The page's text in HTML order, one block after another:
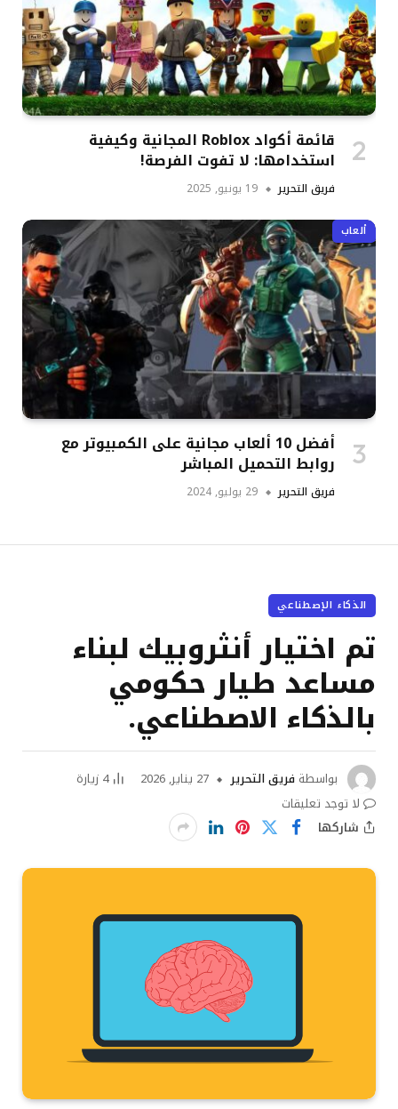
قائمة أكواد Roblox المجانية وكيفية
استخدامها: لا تفوت الفرصة!
فريق التحرير 19 يونيو, 2025
ألعاب
أفضل 10 ألعاب مجانية على الكمبيوتر مع
روابط التحميل المباشر
فريق التحرير 29 يوليو, 2024
الذكاء الإصطناعي
تم اختيار أنثروبيك لبناء
مساعد طيار حكومي
بالذكاء الاصطناعي.
بواسطة فريق التحرير 27 يناير, 2026 4 زيارة
لا توجد تعليقات
شاركها